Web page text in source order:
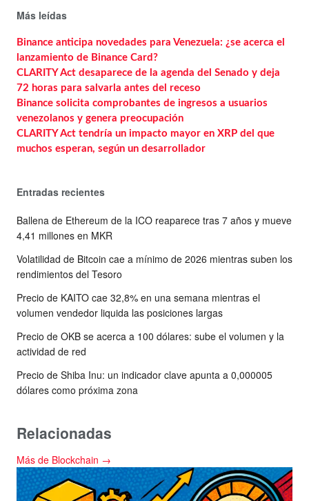
Más leídas
Binance anticipa novedades para Venezuela: ¿se acerca el
lanzamiento de Binance Card?
CLARITY Act desaparece de la agenda del Senado y deja
72 horas para salvarla antes del receso
Binance solicita comprobantes de ingresos a usuarios
venezolanos y genera preocupación
CLARITY Act tendría un impacto mayor en XRP del que
muchos esperan, según un desarrollador
Entradas recientes
Ballena de Ethereum de la ICO reaparece tras 7 años y mueve
4,41 millones en MKR
Volatilidad de Bitcoin cae a mínimo de 2026 mientras suben los
rendimientos del Tesoro
Precio de KAITO cae 32,8% en una semana mientras el
volumen vendedor liquida las posiciones largas
Precio de OKB se acerca a 100 dólares: sube el volumen y la
actividad de red
Precio de Shiba Inu: un indicador clave apunta a 0,000005
dólares como próxima zona
Relacionadas
Más de Blockchain →